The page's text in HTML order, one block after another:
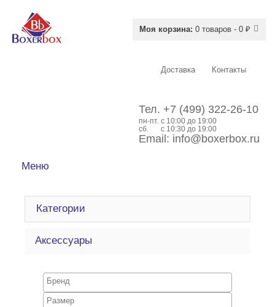
Моя корзина: 0 товаров - 0 ₽
Доставка Контакты
Тел. +7 (499) 322-26-10
пн-пт. c 10:00 до 19:00
сб.
с 10:30 до 19:00
Email: info@boxerbox.ru
Меню
Категории
Аксессуары